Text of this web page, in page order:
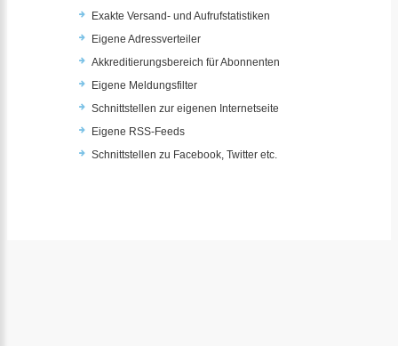
Exakte Versand- und Aufrufstatistiken
Eigene Adressverteiler
Akkreditierungsbereich für Abonnenten
Eigene Meldungsfilter
Schnittstellen zur eigenen Internetseite
Eigene RSS-Feeds
Schnittstellen zu Facebook, Twitter etc.